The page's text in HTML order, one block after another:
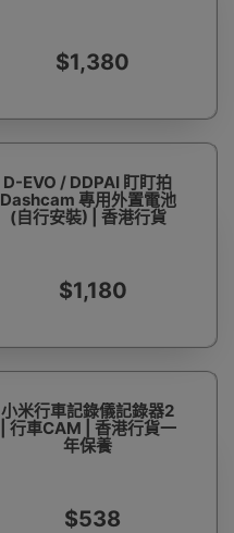
$1,380
D-EVO / DDPAI 盯盯拍
Dashcam 專用外置電池
(自行安裝) | 香港行貨
$1,180
小米行車記錄儀記錄器2
| 行車CAM | 香港行貨一
年保養
$538